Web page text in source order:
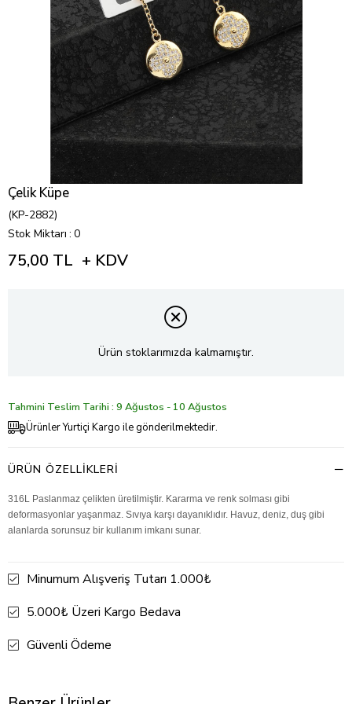
Çelik Küpe
(KP-2882)
Stok Miktarı : 0
75,00 TL + KDV
Ürün stoklarımızda kalmamıştır.
Tahmini Teslim Tarihi : 9 Ağustos - 10 Ağustos
Ürünler Yurtiçi Kargo ile gönderilmektedir.
ÜRÜN ÖZELLIKLERI
316L Paslanmaz çelikten üretilmiştir. Kararma ve renk solması gibi
deformasyonlar yaşanmaz. Sıvıya karşı dayanıklıdır. Havuz, deniz, duş gibi
alanlarda sorunsuz bir kullanım imkanı sunar.
Minumum Alışveriş Tutarı 1.000₺
5.000₺ Üzeri Kargo Bedava
Güvenli Ödeme